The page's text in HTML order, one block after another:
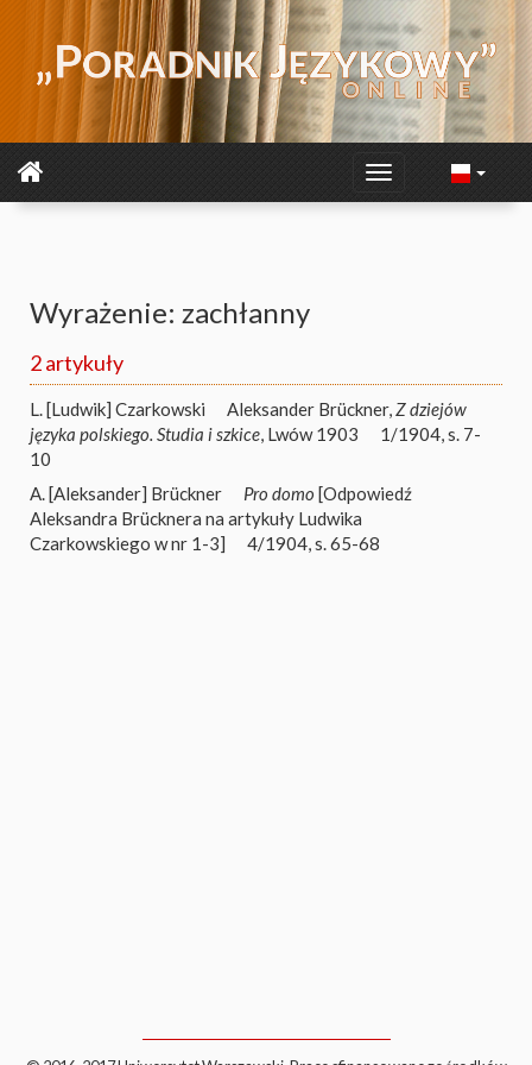
Wyrażenie: zachłanny
2 artykuły
L. [Ludwik] Czarkowski Aleksander Brückner,Z dziejów
języka polskiego. Studia i szkice, Lwów 1903
1/1904, s. 7-
10
A. [Aleksander] Brückner
Pro domo [Odpowiedź
Aleksandra Brücknera na artykuły Ludwika
Czarkowskiego w nr 1-3]
4/1904, s. 65-68